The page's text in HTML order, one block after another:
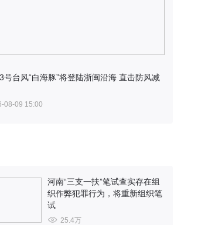
号台风“白海豚”将登陆浙闽沿海 直击防风减
08-09 15:00
河南“三支一扶”笔试查实存在组
织作弊犯罪行为，将重新组织笔
试
25.4万